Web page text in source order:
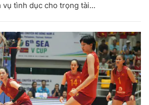
vụ tình dục cho trọng tài...